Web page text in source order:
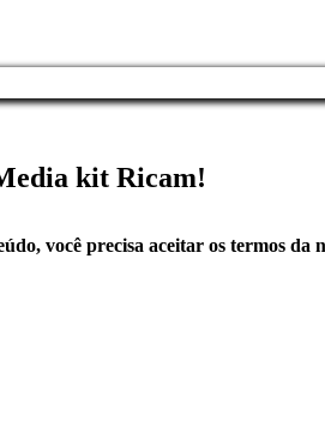
kit Ricam!
você precisa aceitar os termos da